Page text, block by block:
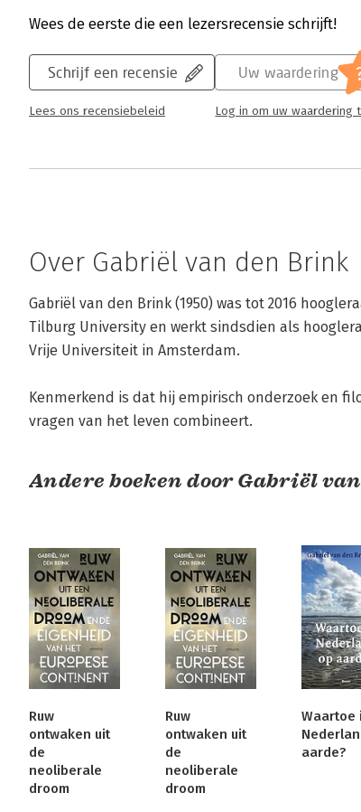
Wees de eerste die een lezersrecensie schrijft!
Schrijf een recensie
Lees ons recensiebeleid
Uw waardering
Log in om uw waardering
Over Gabriël van den Brink
Gabriël van den Brink (1950) was tot 2016
Tilburg University en werkt sindsdien als
Vrije Universiteit in Amsterdam.
Kenmerkend is dat hij empirisch onderzoek en
vragen van het leven combineert.
Andere boeken door Gabriël
Ruw
ontwaken uit
de
neoliberale
droom
Ruw
ontwaken uit
de
neoliberale
droom
Waartoe
aarde?